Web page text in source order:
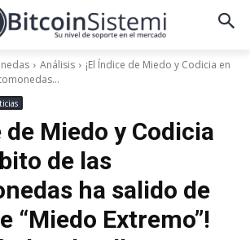
Análisis
¡El Índice de Miedo y Codicia en
de Miedo y Codicia
de las
ha salido de
“Miedo Extremo”!